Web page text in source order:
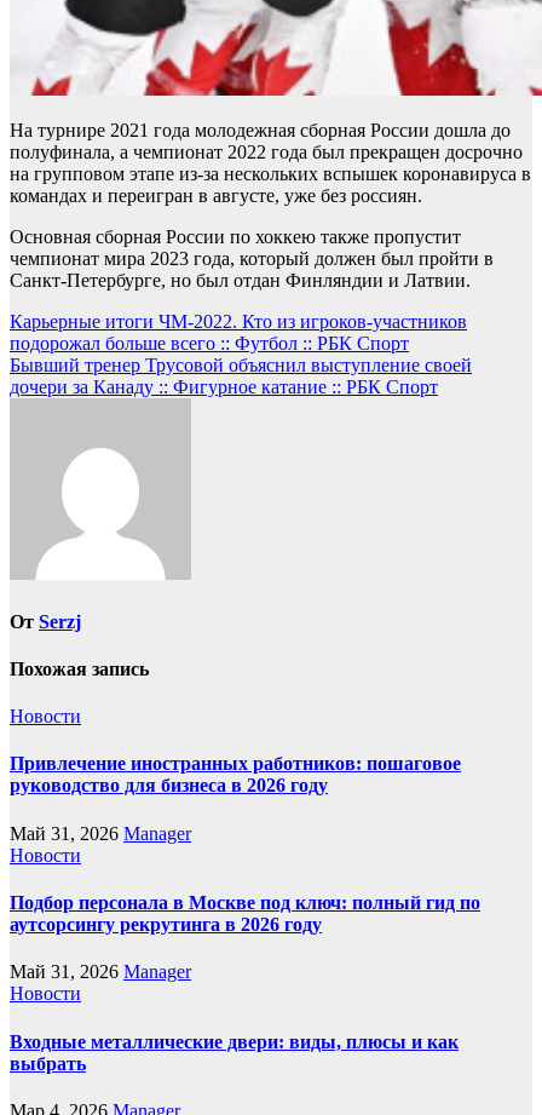
На турнире 2021 года молодежная сборная России дошла до
полуфинала, а чемпионат 2022 года был прекращен досрочно
на групповом этапе из-за нескольких вспышек коронавируса в
командах и переигран в августе, уже без россиян.
Основная сборная России по хоккею также пропустит
чемпионат мира 2023 года, который должен был пройти в
Санкт-Петербурге, но был отдан Финляндии и Латвии.
Навигация
по
записям
Карьерные итоги ЧМ-2022. Кто из игроков-участников
подорожал больше всего :: Футбол :: РБК Спорт
Бывший тренер Трусовой объяснил выступление своей
дочери за Канаду :: Фигурное катание :: РБК Спорт
От Serzj
Похожая запись
Новости
Привлечение иностранных работников: пошаговое
руководство для бизнеса в 2026 году
Май 31, 2026 Manager
Новости
Подбор персонала в Москве под ключ: полный гид по
аутсорсингу рекрутинга в 2026 году
Май 31, 2026 Manager
Новости
Входные металлические двери: виды, плюсы и как
выбрать
Мар 4, 2026 Manager